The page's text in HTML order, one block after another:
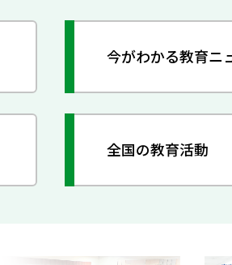
今がわかる教育ニ
全国の教育活動